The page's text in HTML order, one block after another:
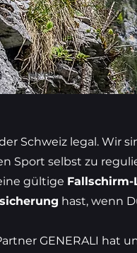
Schweiz legal. Wir
Sport selbst zu
gültige Fallschirm-
hast, wenn
GENERALI hat